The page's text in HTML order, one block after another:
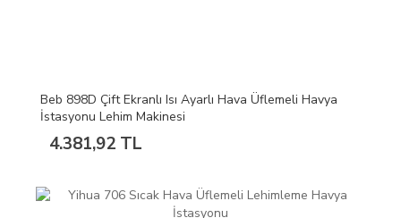
Beb 898D Çift Ekranlı Isı Ayarlı Hava Üflemeli Havya
İstasyonu Lehim Makinesi
4.381,92 TL